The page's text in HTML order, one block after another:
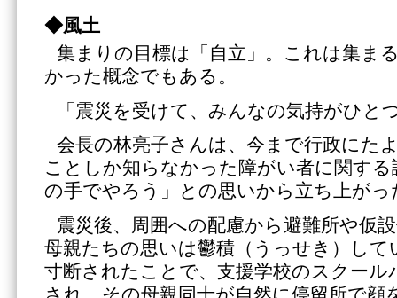
◆風土
集まりの目標は「自立」。これは集ま
かった概念でもある。
「震災を受けて、みんなの気持がひと
会長の林亮子さんは、今まで行政にた
ことしか知らなかった障がい者に関す
の手でやろう」との思いから立ち上がっ
震災後、周囲への配慮から避難所や仮
母親たちの思いは鬱積（うっせき）して
寸断されたことで、支援学校のスクール